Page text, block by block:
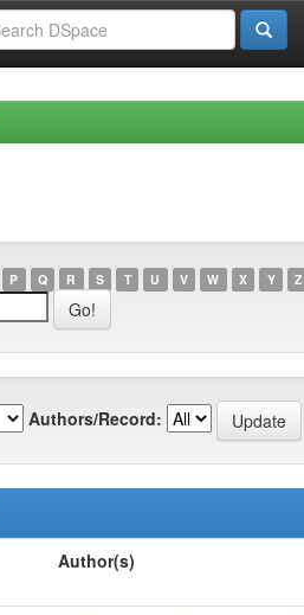
P Q R S T U V W X Y Z
Authors/Record:
Author(s)